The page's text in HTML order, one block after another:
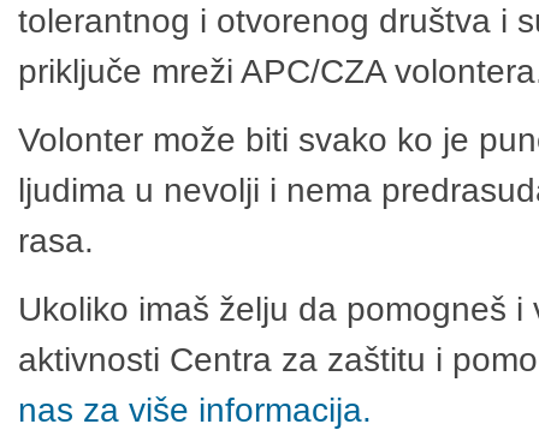
tolerantnog i otvorenog društva i
priključe mreži APC/CZA
Volonter može biti svako ko je
ljudima u nevolji i nema
rasa.
Ukoliko imaš želju da pomogneš
aktivnosti Centra za zaštitu i
nas za više informacija.